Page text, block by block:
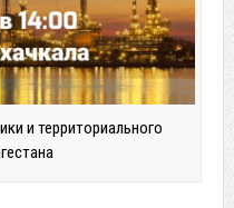
и территориального